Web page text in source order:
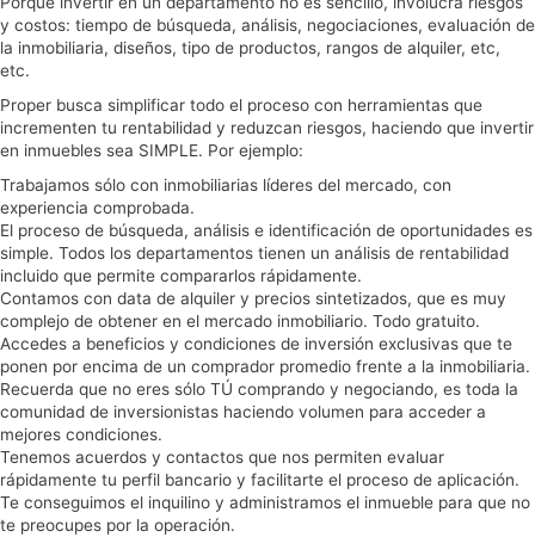
y costos: tiempo de búsqueda, análisis, negociaciones, evaluación de
la inmobiliaria, diseños, tipo de productos, rangos de alquiler, etc,
etc.
Proper busca simplificar todo el proceso con herramientas que
incrementen tu rentabilidad y reduzcan riesgos, haciendo que invertir
en inmuebles sea SIMPLE. Por ejemplo:
Trabajamos sólo con inmobiliarias líderes del mercado, con
experiencia comprobada.
El proceso de búsqueda, análisis e identificación de oportunidades es
simple. Todos los departamentos tienen un análisis de rentabilidad
incluido que permite compararlos rápidamente.
Contamos con data de alquiler y precios sintetizados, que es muy
complejo de obtener en el mercado inmobiliario. Todo gratuito.
Accedes a beneficios y condiciones de inversión exclusivas que te
ponen por encima de un comprador promedio frente a la inmobiliaria.
Recuerda que no eres sólo TÚ comprando y negociando, es toda la
comunidad de inversionistas haciendo volumen para acceder a
mejores condiciones.
Tenemos acuerdos y contactos que nos permiten evaluar
rápidamente tu perfil bancario y facilitarte el proceso de aplicación.
Te conseguimos el inquilino y administramos el inmueble para que no
te preocupes por la operación.